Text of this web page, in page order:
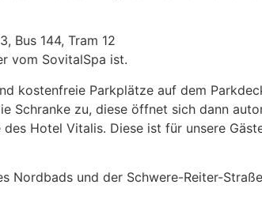
Bus 144, Tram 12
vom SovitalSpa ist.
kostenfreie Parkplätze auf dem
Schranke zu, diese öffnet sich dann
Hotel Vitalis. Diese ist für unsere
Nordbads und der Schwere-Reiter-